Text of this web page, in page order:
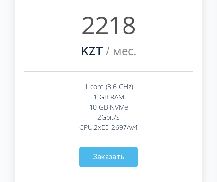
2218
KZT / мес.
1 core (3.6 GHz)
1 GB RAM
10 GB NVMe
2Gbit/s
CPU:2xE5-2697Av4
Заказать